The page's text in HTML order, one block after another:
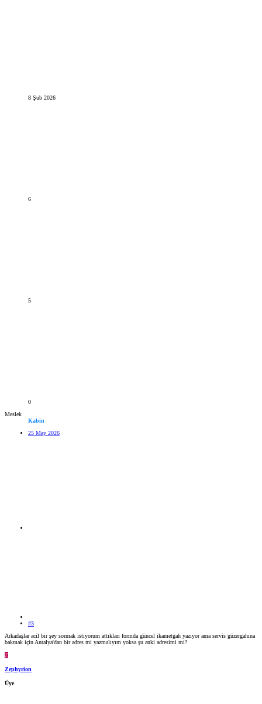
8 Şub 2026
6
5
0
Meslek
Kabin
25 May 2026
#3
Arkadaşlar acil bir şey sormak istiyorum attıkları formda güncel ikametgah yazıyor ama servis güzergahına
bakmak için Antalya'dan bir adres mi yazmalıyım yoksa şu anki adresimi mi?
Z
Zephyrion
Üye